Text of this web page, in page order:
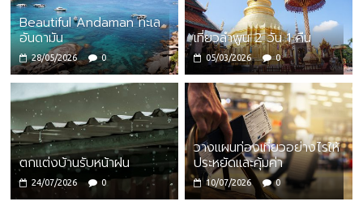
Beautiful Andaman ทะเล
อันดามัน
28/05/2026 0
เที่ยวลำพูน 2 วัน 1 คืน
05/03/2026 0
ตกแต่งบ้านรับหน้าฝน
24/07/2026 0
วางแผนท่องเที่ยวอย่างไรให้
ประหยัดและคุ้มค่า
10/07/2026 0